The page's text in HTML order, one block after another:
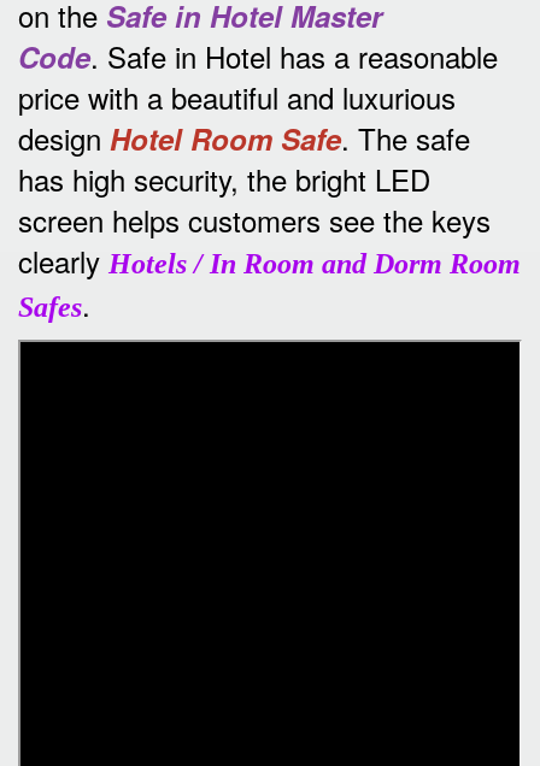
on the Safe in Hotel Master
Code. Safe in Hotel has a reasonable
price with a beautiful and luxurious
design Hotel Room Safe. The safe
has high security, the bright LED
screen helps customers see the keys
clearly Hotels / In Room and Dorm Room
Safes.